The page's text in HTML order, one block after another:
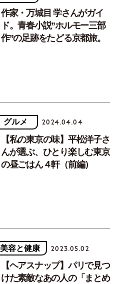
作家・万城目 学さんがガイ
ド。青春小説”ホルモー三部
作”の足跡をたどる京都旅。
グルメ 2024.04.04
【私の東京の味】平松洋子さ
んが選ぶ、ひとり楽しむ東京
の昼ごはん４軒（前編）
美容と健康 2023.05.02
【ヘアスナップ】パリで見つ
けた素敵なあの人の「まとめ